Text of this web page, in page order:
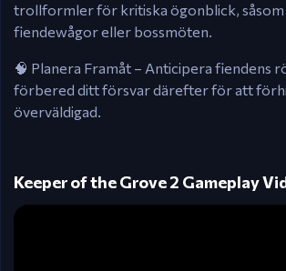
trollformler för kritiska ögonblick, såsom
fiendewågor eller bossmöten.​
🧠 Planera Framåt – Anticipera fiendens
förbered ditt försvar därefter för att
överväldigad.​
Keeper of the Grove 2 Gameplay